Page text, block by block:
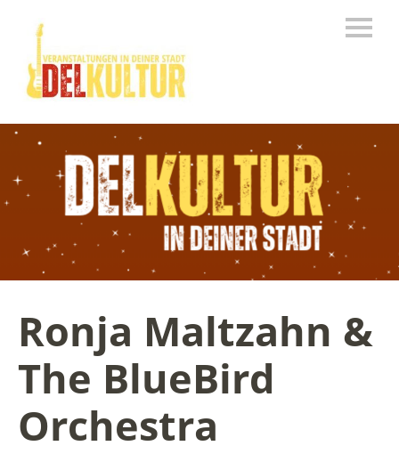
Ronja Maltzahn &
The BlueBird
Orchestra